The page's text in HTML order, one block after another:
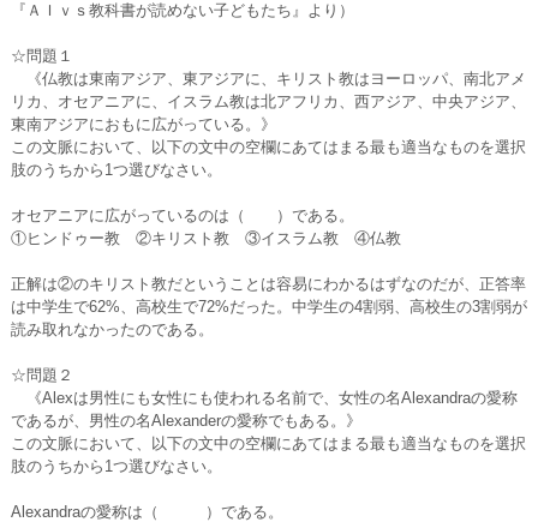
『ＡＩｖｓ教科書が読めない子どもたち』より）
☆問題１
《仏教は東南アジア、東アジアに、キリスト教はヨーロッパ、南北アメ
リカ、オセアニアに、イスラム教は北アフリカ、西アジア、中央アジア、
東南アジアにおもに広がっている。》
この文脈において、以下の文中の空欄にあてはまる最も適当なものを選択
肢のうちから1つ選びなさい。
オセアニアに広がっているのは（ ）である。
①ヒンドゥー教 ②キリスト教 ③イスラム教 ④仏教
正解は②のキリスト教だということは容易にわかるはずなのだが、正答率
は中学生で62%、高校生で72%だった。中学生の4割弱、高校生の3割弱が
読み取れなかったのである。
☆問題２
《Alexは男性にも女性にも使われる名前で、女性の名Alexandraの愛称
であるが、男性の名Alexanderの愛称でもある。》
この文脈において、以下の文中の空欄にあてはまる最も適当なものを選択
肢のうちから1つ選びなさい。
Alexandraの愛称は（ ）である。